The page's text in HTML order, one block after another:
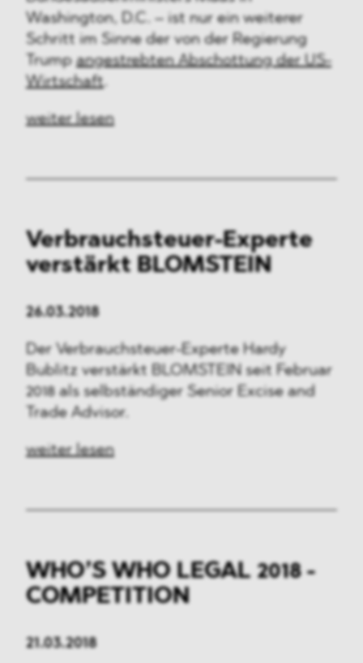
Washington, D.C. – ist nur ein weiterer
Schritt im Sinne der von der Regierung
Trumpangestrebten Abschottung der US-
Wirtschaft.
weiter lesen
Verbrauchsteuer-Experte
verstärkt BLOMSTEIN
26.03.2018
Der Verbrauchsteuer-Experte Hardy
Bublitz verstärkt BLOMSTEIN seit Februar
2018 als selbständiger Senior Excise and
Trade Advisor.
weiter lesen
WHO’S WHO LEGAL 2018 -
COMPETITION
21.03.2018